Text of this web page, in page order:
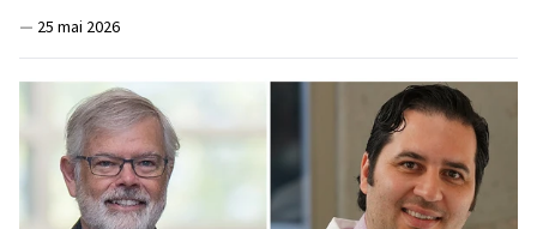
— 25 mai 2026